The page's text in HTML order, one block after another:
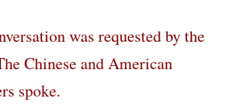
was requested by the
Chinese and American
spoke.